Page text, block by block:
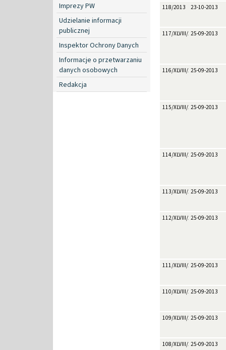
Imprezy PW
Udzielanie informacji
publicznej
Inspektor Ochrony Danych
Informacje o przetwarzaniu
danych osobowych
Redakcja
118/2013 23-10-2013
117/XLVIII/201325-09-2013
116/XLVIII/201325-09-2013
115/XLVIII/201325-09-2013
114/XLVIII/201325-09-2013
113/XLVIII/201325-09-2013
112/XLVIII/201325-09-2013
111/XLVIII/201325-09-2013
110/XLVIII/201325-09-2013
109/XLVIII/201325-09-2013
108/XLVIII/201325-09-2013